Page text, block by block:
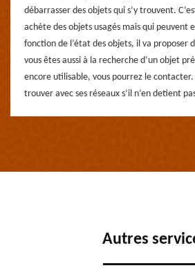
débarrasser des objets qui s’y trouvent.
achète des objets usagés mais qui peuvent
fonction de l’état des objets, il va proposer
vous êtes aussi à la recherche d’un objet
encore utilisable, vous pourrez le
trouver avec ses réseaux s’il n’en detient
Autres